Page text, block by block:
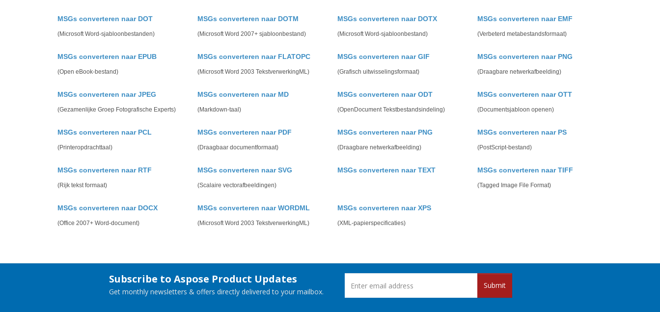
MSGs converteren naar DOT
(Microsoft Word-sjabloonbestanden)
MSGs converteren naar DOTM
(Microsoft Word 2007+ sjabloonbestand)
MSGs converteren naar DOTX
(Microsoft Word-sjabloonbestand)
MSGs converteren naar EMF
(Verbeterd metabestandsformaat)
MSGs converteren naar EPUB
(Open eBook-bestand)
MSGs converteren naar FLATOPC
(Microsoft Word 2003 TekstverwerkingML)
MSGs converteren naar GIF
(Grafisch uitwisselingsformaat)
MSGs converteren naar PNG
(Draagbare netwerkafbeelding)
MSGs converteren naar JPEG
(Gezamenlijke Groep Fotografische Experts)
MSGs converteren naar MD
(Markdown-taal)
MSGs converteren naar ODT
(OpenDocument Tekstbestandsindeling)
MSGs converteren naar OTT
(Documentsjabloon openen)
MSGs converteren naar PCL
(Printeropdrachttaal)
MSGs converteren naar PDF
(Draagbaar documentformaat)
MSGs converteren naar PNG
(Draagbare netwerkafbeelding)
MSGs converteren naar PS
(PostScript-bestand)
MSGs converteren naar RTF
(Rijk tekst formaat)
MSGs converteren naar SVG
(Scalaire vectorafbeeldingen)
MSGs converteren naar TEXT MSGs converteren naar TIFF
(Tagged Image File Format)
MSGs converteren naar DOCX
(Office 2007+ Word-document)
MSGs converteren naar WORDML
(Microsoft Word 2003 TekstverwerkingML)
MSGs converteren naar XPS
(XML-papierspecificaties)
Subscribe to Aspose Product Updates
Get monthly newsletters & offers directly delivered to your mailbox.
Submit